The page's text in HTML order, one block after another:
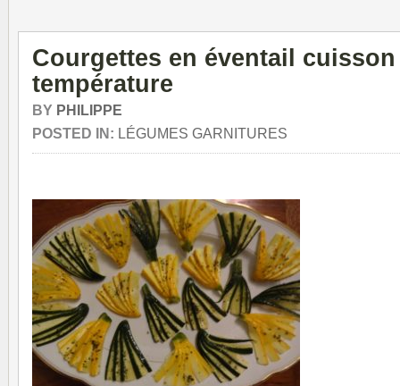
Courgettes en éventail
température
BY PHILIPPE
POSTED IN: LÉGUMES GARNITURES